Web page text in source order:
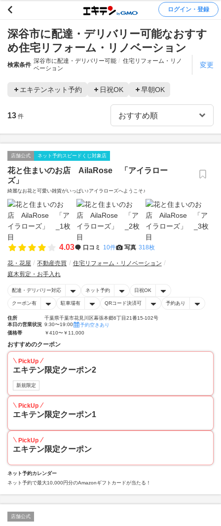
ログイン・登録
深谷市に配達・デリバリー可能なおすす
め住宅リフォーム・リノベーション
検索条件
深谷市に配達・デリバリー可能
住宅リフォーム・リノ
ベーション
変更
エキテンネット予約 日祝OK 早朝OK
13 件
店舗公式 ネット予約スピードくじ対象店
花と住まいのお店 AilaRose 「アイラロー
ズ」
綺麗なお花と可愛い雑貨がいっぱい♪アイラローズへようこそ♪
4.03 口コミ 10件 写真 318枚
花・花屋 不動産売買
住宅リフォーム・リノベーション
庭木剪定・お手入れ
配達・デリバリー対応 ネット予約 日祝OK
クーポン有 駐車場有 QRコード決済可 予約あり
住所
千葉県千葉市花見川区幕張本郷6丁目21番15-102号
本日の営業状況 9:30〜19:00
予約空きあり
価格帯
￥410〜￥11,000
おすすめのクーポン
PickUp
エキテン限定クーポン2
新規限定
PickUp
エキテン限定クーポン1
PickUp
エキテン限定クーポン
ネット予約カレンダー
ネット予約で最大10,000円分のAmazonギフトカードが当たる！
店舗公式